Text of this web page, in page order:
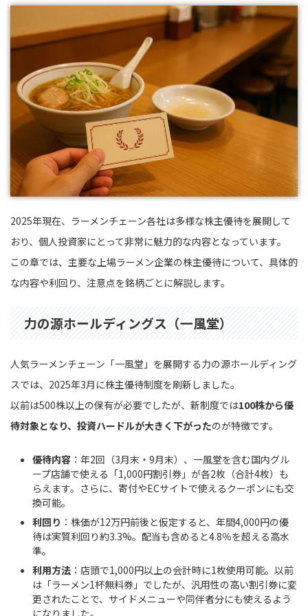
2025年現在、ラーメンチェーン各社は多様な株主優待を展開して
おり、個人投資家にとって非常に魅力的な内容となっています。
この章では、主要な上場ラーメン企業の株主優待について、具体的
な内容や利回り、注意点を銘柄ごとに解説します。
力の源ホールディングス（一風堂）
人気ラーメンチェーン「一風堂」を展開する力の源ホールディング
スでは、2025年3月に株主優待制度を刷新しました。
以前は500株以上の保有が必要でしたが、新制度では100株から優
待対象となり、投資ハードルが大きく下がったのが特徴です。
優待内容 ：年2回（3月末・9月末）、一風堂を含む国内グル
ープ店舗で使える「1,000円割引券」が各2枚（合計4枚）も
らえます。さらに、寄付やECサイトで使えるクーポンにも交
換可能。
利回り ：株価が12万円前後と仮定すると、年間4,000円の優
待は実質利回り約3.3%。配当も含めると4.8％を超える高水
準。
利用方法 ：店頭で1,000円以上の会計時に1枚使用可能。以前
は「ラーメン1杯無料券」でしたが、汎用性の高い割引券に変
更されたことで、サイドメニューや同伴者分にも使えるよう
になりました。